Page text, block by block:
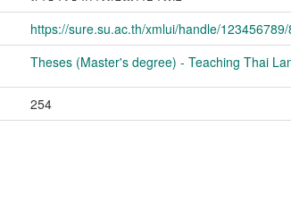
https://sure.su.ac.th/xmlui/handle/123456789/
Theses (Master's degree) - Teaching Thai
254